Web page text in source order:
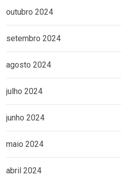
outubro 2024
setembro 2024
agosto 2024
julho 2024
junho 2024
maio 2024
abril 2024